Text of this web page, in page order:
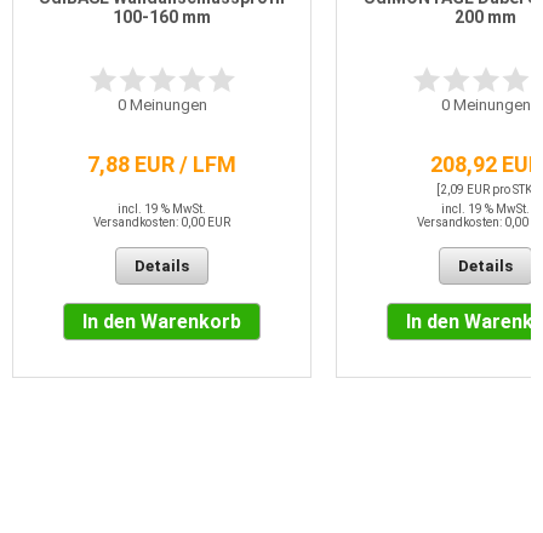
100-160 mm
0Meinungen
7,88 EUR / LFM
incl. 19 % MwSt.
Versandkosten: 0,00 EUR
Details
In den Warenkorb
200 mm
0Meinungen
208,92 EUR
[2,09 EUR pro STK]
incl. 19 % MwSt.
Versandkosten: 0,00
Details
In den